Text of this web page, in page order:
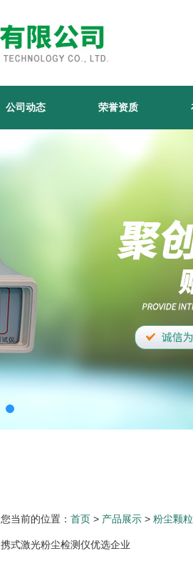
公司动态 荣誉资质
您当前的位置： 首页 > 产品展示 > 粉尘颗
携式激光粉尘检测仪优选企业